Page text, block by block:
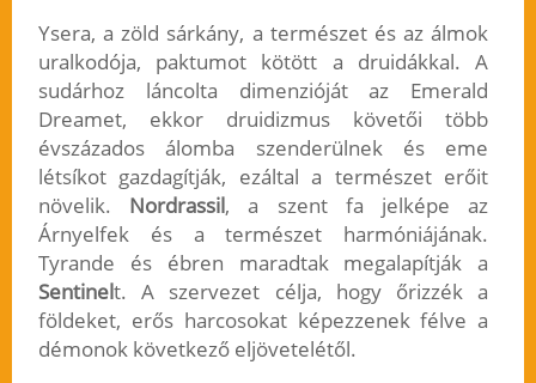
Ysera, a zöld sárkány, a természet és az álmok
uralkodója, paktumot kötött a druidákkal. A
sudárhoz láncolta dimenzióját az Emerald
Dreamet, ekkor druidizmus követői több
évszázados álomba szenderülnek és eme
létsíkot gazdagítják, ezáltal a természet erőit
növelik. Nordrassil, a szent fa jelképe az
Árnyelfek és a természet harmóniájának.
Tyrande és ébren maradtak megalapítják a
Sentinelt. A szervezet célja, hogy őrizzék a
földeket, erős harcosokat képezzenek félve a
démonok következő eljövetelétől.